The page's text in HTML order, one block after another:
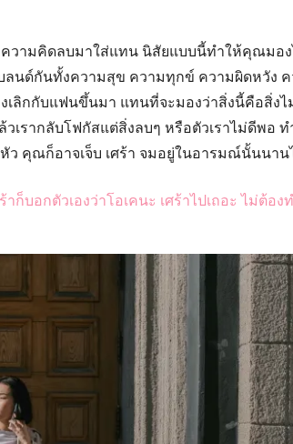
วามคิดลบมาใส่แทน นิสัยแบบนี้ทำให้คุณมอง
ลนด์กันทั้งความสุข ความทุกข์ ความผิดหวัง
เลิกกับแฟนขึ้นมา แทนที่จะมองว่าสิ่งนี้คือสิ่ง
เรากลับโฟกัสแต่สิ่งลบๆ หรือตัวเราไม่ดีพอ ท
หัว คุณก็อาจเจ็บ เศร้า จมอยู่ในอารมณ์นั้นนาน
ก็บอกตัวเองว่าโอเคนะ เศร้าไปเถอะ ไม่ต้อง